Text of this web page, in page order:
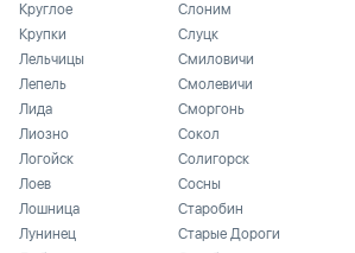
Круглое
Крупки
Лельчицы
Лепель
Лида
Лиозно
Логойск
Лоев
Лошница
Лунинец
Слоним
Слуцк
Смиловичи
Смолевичи
Сморгонь
Сокол
Солигорск
Сосны
Старобин
Старые Дороги